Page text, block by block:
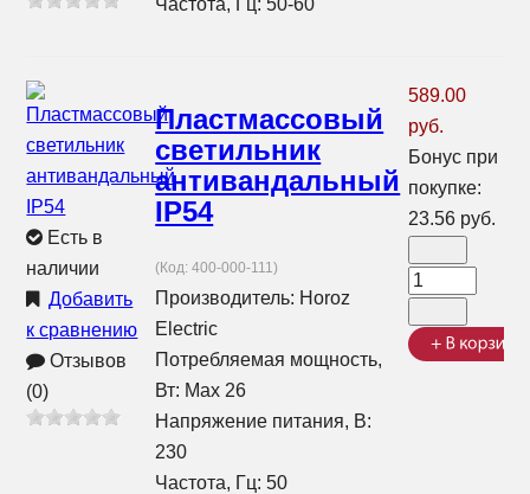
Частота, Гц: 50-60
Есть в
наличии
Добавить
к сравнению
Отзывов
(0)
Пластмассовый
светильник
антивандальный
IP54
(Код:400-000-111)
Производитель: Horoz
Electric
Потребляемая мощность,
Вт: Max 26
Напряжение питания, В:
230
Частота, Гц: 50
589.00
руб.
Бонус при
покупке:
23.56 руб.